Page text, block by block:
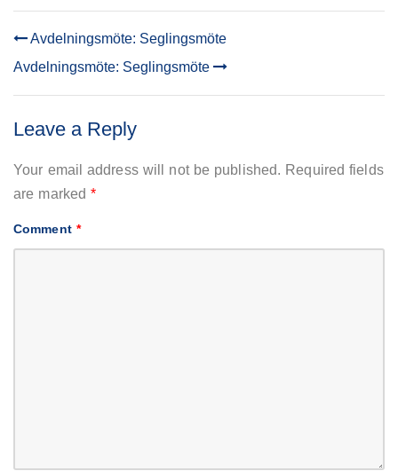
POST
NAVIGATION
Avdelningsmöte: Seglingsmöte
Avdelningsmöte: Seglingsmöte
Leave a Reply
Your email address will not be published. Required fields
are marked*
Comment *